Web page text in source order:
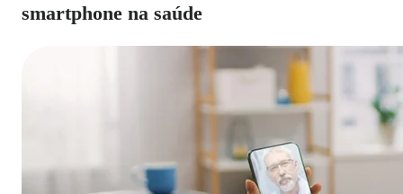
smartphone na saúde